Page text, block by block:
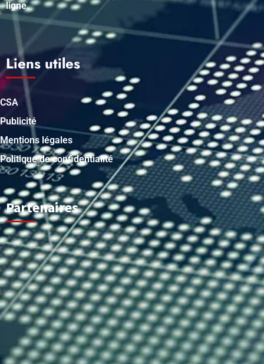
ligne.
Liens utiles
CSA
Publicité
Mentions légales
Politique de confidentialité
Partenaires